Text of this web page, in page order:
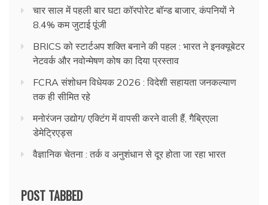
चार साल में पहली बार घटा कॉरपोरेट बॉन्ड बाजार, कंपनियों ने
8.4% कम जुटाई पूंजी
BRICS को स्टार्टअप शक्ति बनाने की पहल : भारत ने इनक्यूबेटर
नेटवर्क और नवोन्मेषण कोष का दिया प्रस्ताव
FCRA संशोधन विधेयक 2026 : विदेशी सहायता जनकल्याण
तक ही सीमित रहे
मनोरंजन उद्योग/ एक्टिंग में वापसी करने वाली हैं, गैब्रिएला
डेमेट्रिएड्स
वैज्ञानिक चेतना : तर्क व अनुशंधान से दूर होता जा रहा भारत
POST TABBED